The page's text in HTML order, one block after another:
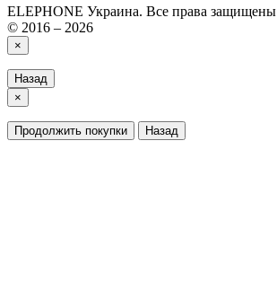
ELEPHONE Украина. Все права защищены
© 2016 – 2026
×
Назад
×
Продолжить покупки Назад